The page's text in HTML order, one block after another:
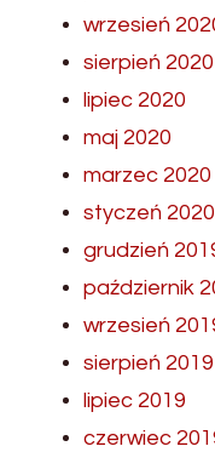
wrzesień
sierpień 2020
lipiec 2020
maj 2020
marzec 2020
styczeń 2020
grudzień
październik
wrzesień
sierpień 2019
lipiec 2019
czerwiec